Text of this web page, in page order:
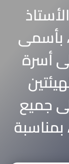
بأسمى
أسرة
جميع
بمناسبة